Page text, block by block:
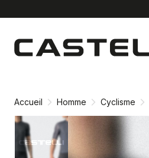
contenu
Accueil Homme Cyclisme